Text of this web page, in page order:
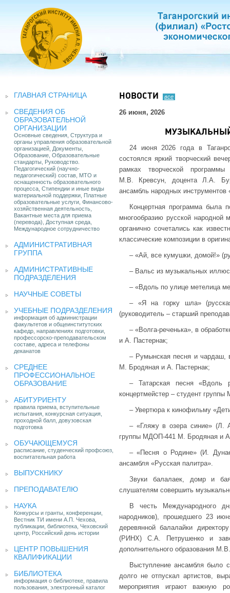
ГЛАВНАЯ СТРАНИЦА
СВЕДЕНИЯ ОБ
ОБРАЗОВАТЕЛЬНОЙ
ОРГАНИЗАЦИИ
Основные сведения, Структура и
органы управления образовательной
организацией, Документы,
Образование, Образовательные
стандарты, Руководство.
Педагогический (научно-
педагогический) состав, МТО и
оснащенность образовательного
процесса, Стипендии и иные виды
материальной поддержки, Платные
образовательные услуги, Финансово-
хозяйственная деятельность,
Вакантные места для приема
(перевода), Доступная среда,
Международное сотрудничество
АДМИНИСТРАТИВНАЯ
ГРУППА
АДМИНИСТРАТИВНЫЕ
ПОДРАЗДЕЛЕНИЯ
НАУЧНЫЕ СОВЕТЫ
УЧЕБНЫЕ ПОДРАЗДЕЛЕНИЯ
информация об администрации
факультетов и общеинститутских
кафедр, направлениях подготовки,
профессорско-преподавательском
составе, адреса и телефоны
деканатов
СРЕДНЕЕ
ПРОФЕССИОНАЛЬНОЕ
ОБРАЗОВАНИЕ
АБИТУРИЕНТУ
правила приема, вступительные
испытания, конкурсная ситуация,
проходной балл, довузовская
подготовка
ОБУЧАЮЩЕМУСЯ
расписание, студенческий профсоюз,
воспитательная работа
ВЫПУСКНИКУ
ПРЕПОДАВАТЕЛЮ
НАУКА
Конкурсы и гранты, конференции,
Вестник ТИ имени А.П. Чехова,
публикации, библиотека, Чеховский
центр, Российский день истории
ЦЕНТР ПОВЫШЕНИЯ
КВАЛИФИКАЦИИ
БИБЛИОТЕКА
информация о библиотеке, правила
пользования, электронный каталог
НОВОСТИ все
26 июня, 2026
24 июня 2026 года в
состоялся яркий творческий
рамках творческой
М.В. Кревсун, доцента Л.А.
ансамбль народных инструментов
Концертная программа была
многообразию русской народной
органично сочетались как
классические композиции в
– «Ай, все кумушки, домой!»
– Вальс из музыкальных
– «Вдоль по улице метелица
– «Я на горку шла»
(руководитель – старший
– «Волга-реченька», в
и А. Пастернак;
– Румынская песня и чардаш,
М. Бродяная и А. Пастернак;
– Татарская песня «Вдоль
концертмейстер – студент
– Увертюра к кинофильму
– «Гляжу в озера синие» (Л.
группы МДОП-441 М. Бродяная и
– «Песня о Родине» (И.
ансамбля «Русская палитра».
Звуки балалаек, домр и
слушателям совершить
В честь Международного
народников), прошедшего 23
деревянной балалайки
(РИНХ) С.А. Петрушенко и
дополнительного образования
Выступление ансамбля было
долго не отпускал артистов,
мероприятия играют важную